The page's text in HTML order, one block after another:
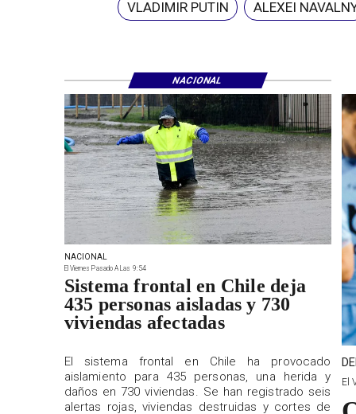
VLADIMIR PUTIN ALEXEI
NACIONAL
El Viernes Pasado A Las 9:54
Sistema frontal en Chile deja
435 personas aisladas y 730
viviendas afectadas
El sistema frontal en Chile ha provocado
aislamiento para 435 personas, una herida y
daños en 730 viviendas. Se han registrado seis
alertas rojas, viviendas destruidas y cortes de
El
NACIONAL